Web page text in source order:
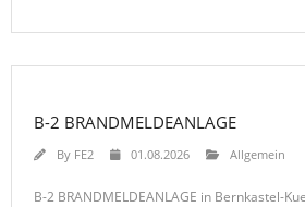
B-2 BRANDMELDEANLAGE
By FE2 01.08.2026 Allgemein
B-2 BRANDMELDEANLAGE in Bernkastel-